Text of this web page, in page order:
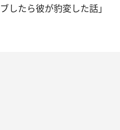
したら彼が豹変した話 」